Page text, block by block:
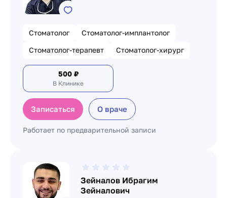
Стоматолог
Стоматолог-имплантолог
Стоматолог-терапевт
Стоматолог-хирург
500₽
В Клинике
Записаться О враче
Работает по предварительной записи
Зейналов Ибрагим
Зейналович